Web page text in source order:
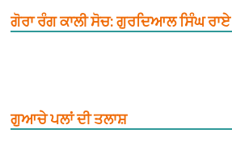
ਗੋਰਾ ਰੰਗ ਕਾਲੀ ਸੋਚ: ਗੁਰਦਿਆਲ ਸਿੰਘ ਰਾਏ
ਗੁਆਚੇ ਪਲਾਂ ਦੀ ਤਲਾਸ਼